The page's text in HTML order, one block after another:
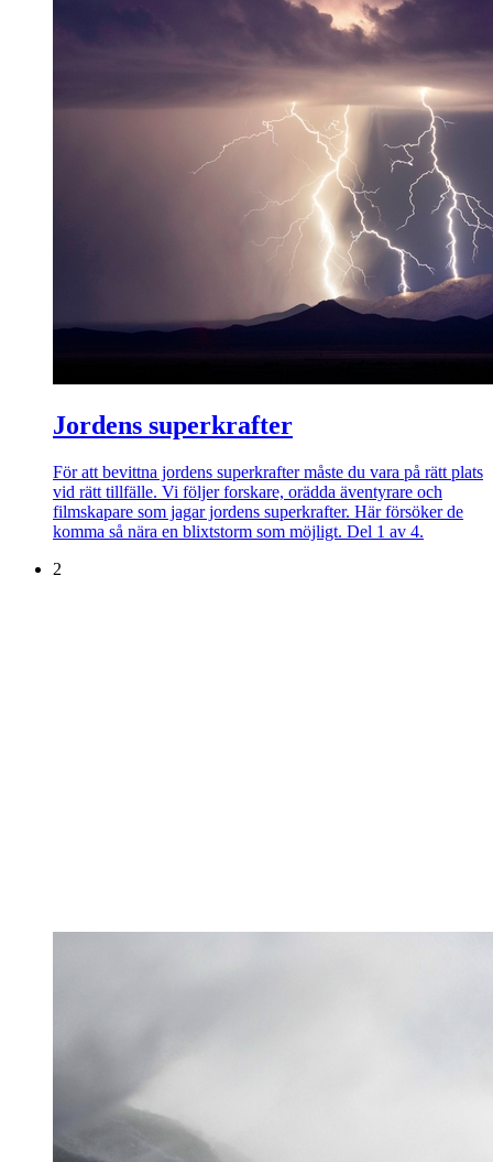
Jordens superkrafter
För att bevittna jordens superkrafter måste du vara på rätt plats
vid rätt tillfälle. Vi följer forskare, orädda äventyrare och
filmskapare som jagar jordens superkrafter. Här försöker de
komma så nära en blixtstorm som möjligt. Del 1 av 4.
2